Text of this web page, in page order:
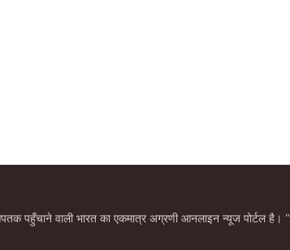
पहुँचाने वाली भारत का एकमात्र अग्रणी आनलाइन न्यूज पोर्टल है। "